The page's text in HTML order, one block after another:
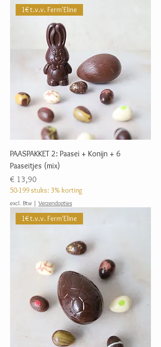
1€ t.v.v. Ferm'Eline
PAASPAKKET 2: Paasei + Konijn + 6
Paaseitjes (mix)
Prijs
€ 13,90
50-199 stuks: 3% korting
excl. Btw | Verzendopties
1€ t.v.v. Ferm'Eline